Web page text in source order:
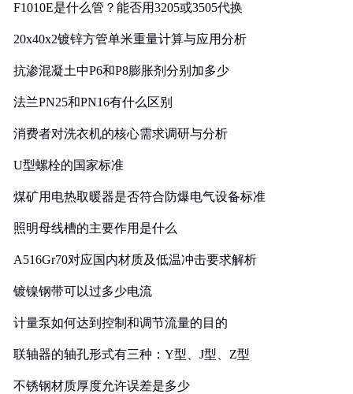
F1010E是什么管？能否用3205或3505代换
20x40x2镀锌方管单米重量计算与应用分析
抗渗混凝土中P6和P8膨胀剂分别加多少
法兰PN25和PN16有什么区别
消费者对洗衣机的核心需求调研与分析
U型螺栓的国家标准
煤矿用电热取暖器是否符合防爆电气设备标准
照明母线槽的主要作用是什么
A516Gr70对应国内材质及低温冲击要求解析
镀镍钢带可以过多少电流
计量泵如何达到控制和调节流量的目的
联轴器的轴孔形式有三种：Y型、J型、Z型
不锈钢材质厚度允许误差是多少